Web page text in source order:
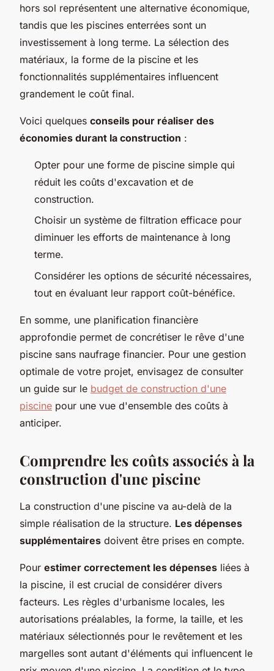
hors sol représentent une alternative économique,
tandis que les piscines enterrées sont un
investissement à long terme. La sélection des
matériaux, la forme de la piscine et les
fonctionnalités supplémentaires influencent
grandement le coût final.
Voici quelques conseils pour réaliser des
économies durant la construction :
Opter pour une forme de piscine simple qui
réduit les coûts d'excavation et de
construction.
Choisir un système de filtration efficace pour
diminuer les efforts de maintenance à long
terme.
Considérer les options de sécurité nécessaires,
tout en évaluant leur rapport coût-bénéfice.
En somme, une planification financière
approfondie permet de concrétiser le rêve d'une
piscine sans naufrage financier. Pour une gestion
optimale de votre projet, envisagez de consulter
un guide sur le budget de construction d'une
piscine pour une vue d'ensemble des coûts à
anticiper.
Comprendre les coûts associés à la
construction d'une piscine
La construction d'une piscine va au-delà de la
simple réalisation de la structure. Les dépenses
supplémentaires doivent être prises en compte.
Pour estimer correctement les dépenses liées à
la piscine, il est crucial de considérer divers
facteurs. Les règles d'urbanisme locales, les
autorisations préalables, la forme, la taille, et les
matériaux sélectionnés pour le revêtement et les
margelles sont autant d'éléments qui influencent le